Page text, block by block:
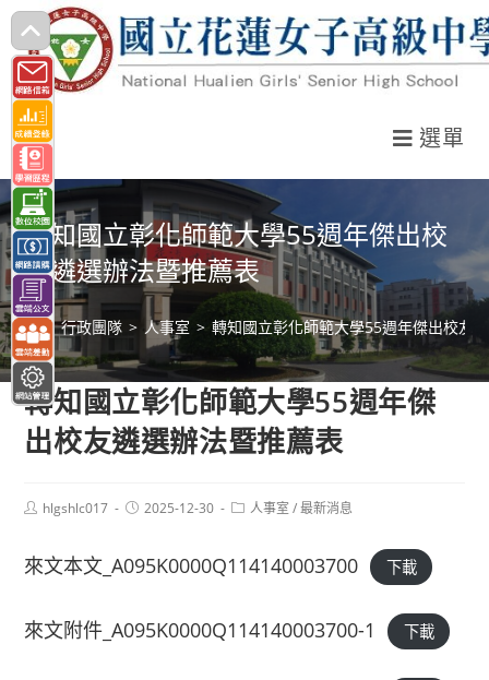
跳
轉
至
主
要
內
容
選單
轉知國立彰化師範大學55週年傑出校
友遴選辦法暨推薦表
> 行政團隊 > 人事室 > 轉知國立彰化師範大學55週年傑出校友
轉知國立彰化師範大學55週年傑
出校友遴選辦法暨推薦表
Posthlgshlc017
Post2025-12-30
Post人事室 / 最新消息
來文本文_A095K0000Q114140003700 下載
來文附件_A095K0000Q114140003700-1 下載